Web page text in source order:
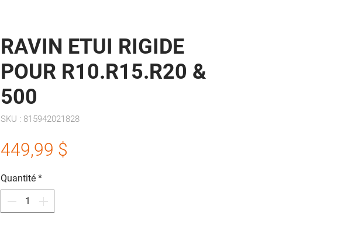
RAVIN ETUI RIGIDE
POUR R10.R15.R20 &
500
SKU : 815942021828
449,99 $
Quantité *